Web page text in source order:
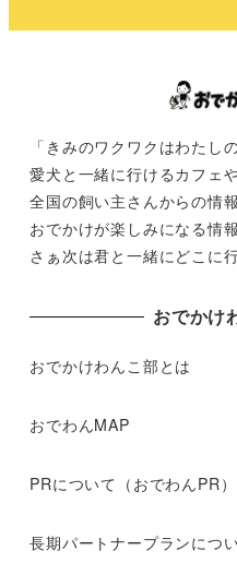
「きみのワクワクはわたし
愛犬と一緒に行けるカフェ
全国の飼い主さんからの情
おでかけが楽しみになる情
さぁ次は君と一緒にどこに
おでかけ
おでかけわんこ部とは
おでわんMAP
PRについて（おでわんPR）
長期パートナープランにつ